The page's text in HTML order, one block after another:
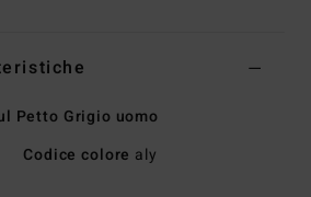
Petto Grigio uomo
Codice colore aly